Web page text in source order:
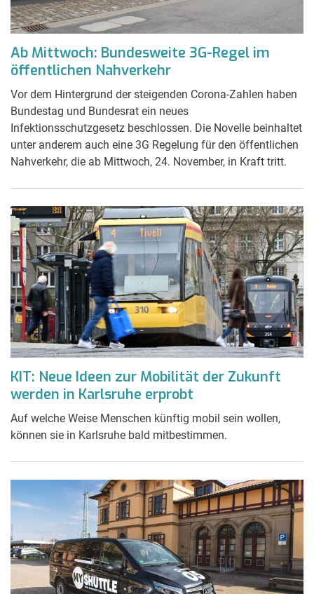
Ab Mittwoch: Bundesweite 3G-Regel im
öffentlichen Nahverkehr
Vor dem Hintergrund der steigenden Corona-Zahlen haben
Bundestag und Bundesrat ein neues
Infektionsschutzgesetz beschlossen. Die Novelle beinhaltet
unter anderem auch eine 3G Regelung für den öffentlichen
Nahverkehr, die ab Mittwoch, 24. November, in Kraft tritt.
KIT: Neue Ideen zur Mobilität der Zukunft
werden in Karlsruhe erprobt
Auf welche Weise Menschen künftig mobil sein wollen,
können sie in Karlsruhe bald mitbestimmen.